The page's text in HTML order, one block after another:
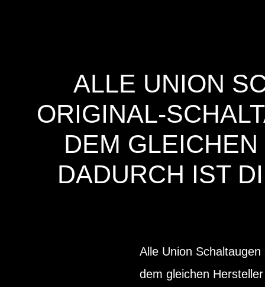
ALLE UNION
ORIGINAL-
DEM
DADURCH IST
Alle Union
dem gleichen